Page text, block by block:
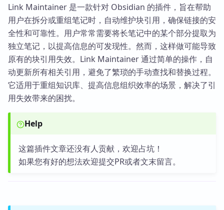
Link Maintainer 是一款针对 Obsidian 的插件，旨在帮助
用户在拆分或重组笔记时，自动维护块引用，确保链接的安
全性和可靠性。用户常常需要将长笔记中的某个部分提取为
独立笔记，以提高信息的可发现性。然而，这样做可能导致
原有的块引用失效。Link Maintainer 通过简单的操作，自
动更新所有相关引用，避免了繁琐的手动查找和替换过程。
它适用于重组知识库、提高信息组织效率的场景，解决了引
用失效带来的困扰。
Help
这篇插件文章还没有人贡献，欢迎占坑！
如果您有好的想法欢迎提交PR或者文末留言。